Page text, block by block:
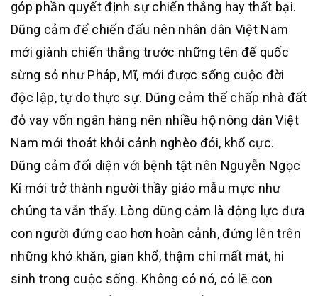
góp phần quyết định sự chiến thắng hay thất bại.
Dũng cảm để chiến đấu nên nhân dân Việt Nam
mới giành chiến thắng trước những tên đế quốc
sừng sỏ như Pháp, Mĩ, mới được sống cuộc đời
độc lập, tự do thực sự. Dũng cảm thế chấp nhà đất
đỏ vay vốn ngân hàng nên nhiều hộ nông dân Việt
Nam mới thoát khỏi cảnh nghèo đói, khổ cực.
Dũng cảm đối diện với bệnh tật nên Nguyễn Ngọc
Kí mới trở thành người thầy giáo mẫu mực như
chúng ta vẫn thấy. Lòng dũng cảm là động lực đưa
con người đứng cao hơn hoàn cảnh, đứng lên trên
những khó khăn, gian khổ, thậm chí mất mát, hi
sinh trong cuộc sống. Không có nó, có lẽ con